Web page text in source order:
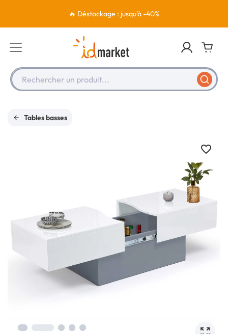
🔥 Déstockage : jusqu'à -40%
Rechercher un produit...
Tables basses
favorite_border